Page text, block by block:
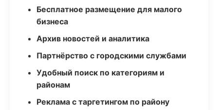
Бесплатное размещение для малого
бизнеса
Архив новостей и аналитика
Партнёрство с городскими службами
Удобный поиск по категориям и
районам
Реклама с таргетингом по району